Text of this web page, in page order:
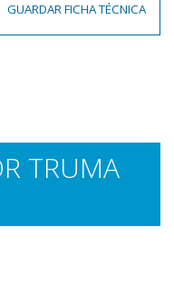
GUARDAR FICHA TÉCNICA
TRUMA